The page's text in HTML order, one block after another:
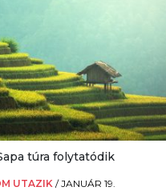
túra folytatódik
UTAZIK/JANUÁR 19.